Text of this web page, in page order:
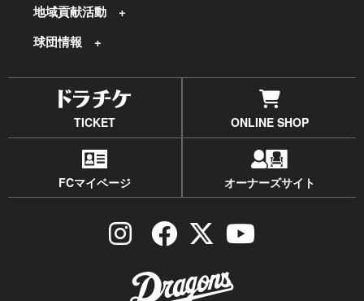
地域貢献活動
球団情報
TICKET ONLINE SHOP
FCマイページ オーナーズサイト